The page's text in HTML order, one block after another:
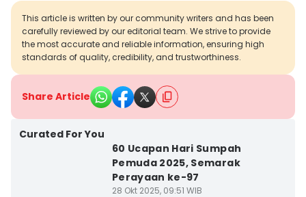
This article is written by our community writers and has been
carefully reviewed by our editorial team. We strive to provide
the most accurate and reliable information, ensuring high
standards of quality, credibility, and trustworthiness.
Share Article
Curated For You
60 Ucapan Hari Sumpah
Pemuda 2025, Semarak
Perayaan ke-97
28 Okt 2025, 09:51 WIB